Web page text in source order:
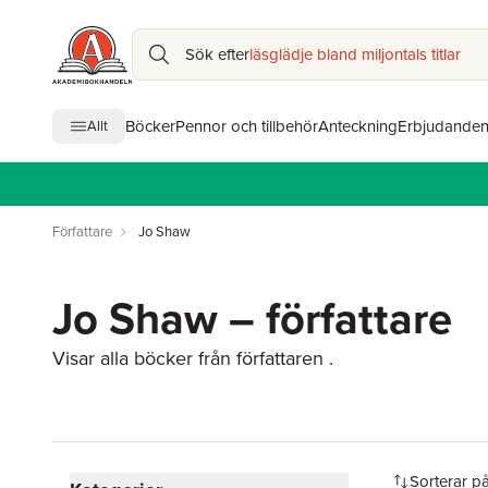
Sök efterläsglädje bland miljontals titlar
Allt BöckerPennor och tillbehörAnteckningErbjudanden
Författare Jo Shaw
Jo Shaw – författare
Visar alla böcker från författaren .
Sorterar